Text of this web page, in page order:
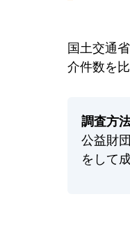
国土交通
介件数を
調査方
公益財
をして